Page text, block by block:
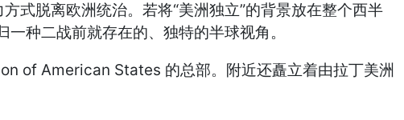
式脱离欧洲统治。若将“美洲独立”的背景放在整个西半
一种二战前就存在的、独特的半球视角。
of American States 的总部。附近还矗立着由拉丁美洲